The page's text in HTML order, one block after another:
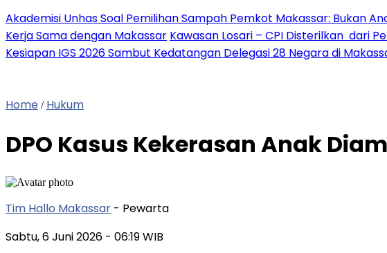
Akademisi Unhas Soal Pemilihan Sampah Pemkot Makassar: Bukan
Kerja Sama dengan Makassar Kawasan Losari – CPI Disterilkan dari
Kesiapan IGS 2026 Sambut Kedatangan Delegasi 28 Negara di
Home / Hukum
DPO Kasus Kekerasan Anak
Tim Hallo Makassar - Pewarta
Sabtu, 6 Juni 2026 - 06:19 WIB